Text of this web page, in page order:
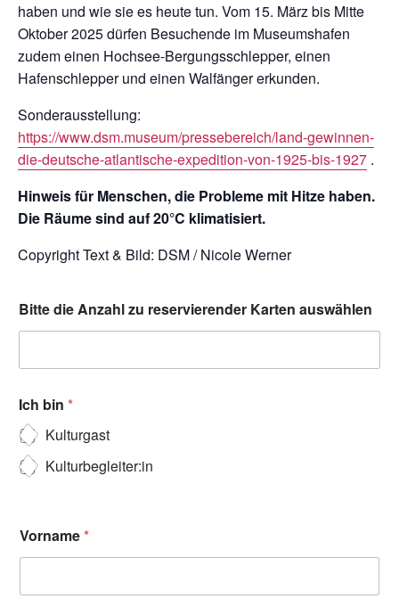
haben und wie sie es heute tun. Vom 15. März bis Mitte
Oktober 2025 dürfen Besuchende im Museumshafen
zudem einen Hochsee-Bergungsschlepper, einen
Hafenschlepper und einen Walfänger erkunden.
Sonderausstellung:
https://www.dsm.museum/pressebereich/land-gewinnen-
die-deutsche-atlantische-expedition-von-1925-bis-1927 .
Hinweis für Menschen, die Probleme mit Hitze haben.
Die Räume sind auf 20°C klimatisiert.
Copyright Text & Bild: DSM / Nicole Werner
Bitte die Anzahl zu reservierender Karten auswählen
Ich bin *
Kulturgast
Kulturbegleiter:in
Vorname*